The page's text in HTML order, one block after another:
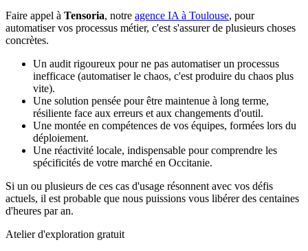
Faire appel à Tensoria, notre agence IA à Toulouse, pour
automatiser vos processus métier, c'est s'assurer de plusieurs choses
concrètes.
Un audit rigoureux pour ne pas automatiser un processus
inefficace (automatiser le chaos, c'est produire du chaos plus
vite).
Une solution pensée pour être maintenue à long terme,
résiliente face aux erreurs et aux changements d'outil.
Une montée en compétences de vos équipes, formées lors du
déploiement.
Une réactivité locale, indispensable pour comprendre les
spécificités de votre marché en Occitanie.
Si un ou plusieurs de ces cas d'usage résonnent avec vos défis
actuels, il est probable que nous puissions vous libérer des centaines
d'heures par an.
Atelier d'exploration gratuit